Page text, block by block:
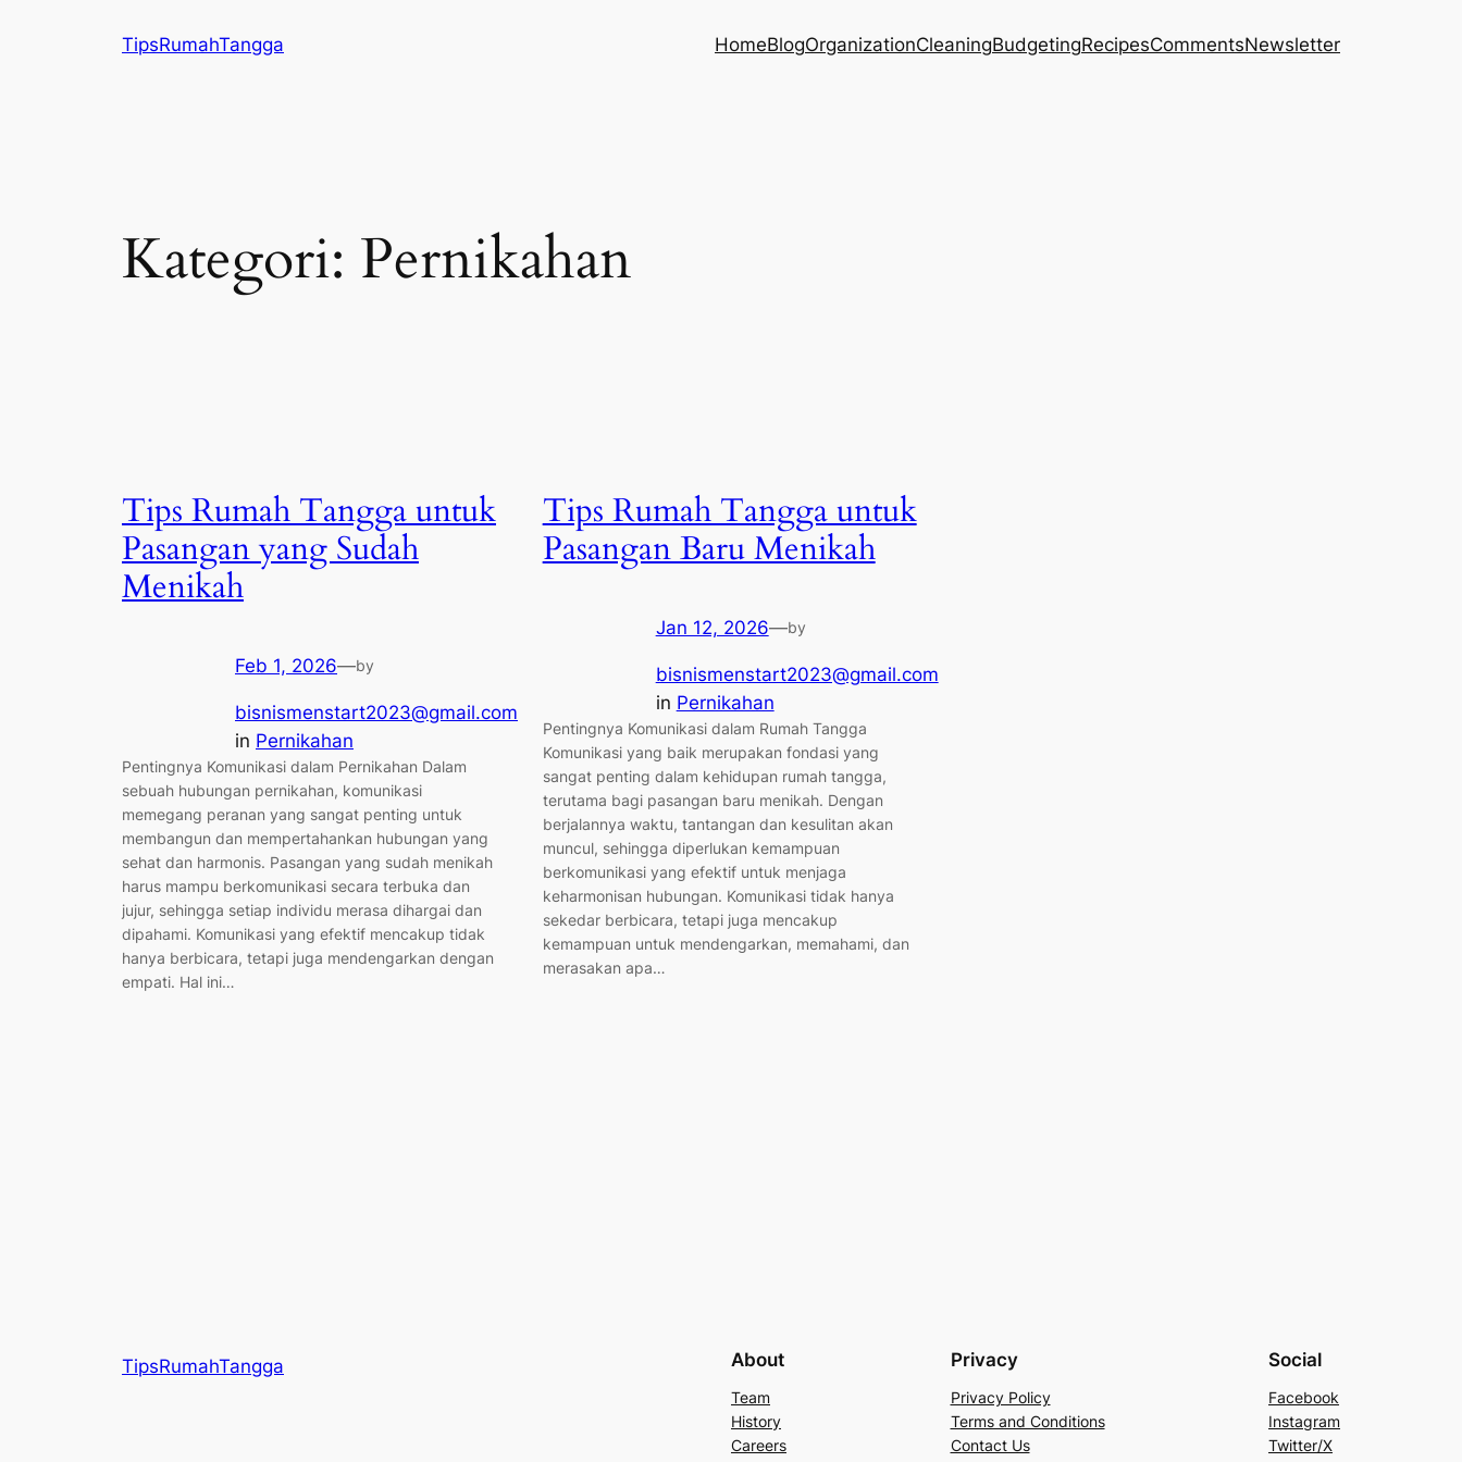
TipsRumahTangga HomeBlogOrganizationCleaningBudgetingRecipesCommentsNewsletter
Kategori: Pernikahan
Tips Rumah Tangga untuk
Pasangan yang Sudah
Menikah
Feb 1, 2026—by
bisnismenstart2023@gmail.com
in Pernikahan
Pentingnya Komunikasi dalam Pernikahan Dalam
sebuah hubungan pernikahan, komunikasi
memegang peranan yang sangat penting untuk
membangun dan mempertahankan hubungan yang
sehat dan harmonis. Pasangan yang sudah menikah
harus mampu berkomunikasi secara terbuka dan
jujur, sehingga setiap individu merasa dihargai dan
dipahami. Komunikasi yang efektif mencakup tidak
hanya berbicara, tetapi juga mendengarkan dengan
empati. Hal ini…
Tips Rumah Tangga untuk
Pasangan Baru Menikah
Jan 12, 2026—by
bisnismenstart2023@gmail.com
in Pernikahan
Pentingnya Komunikasi dalam Rumah Tangga
Komunikasi yang baik merupakan fondasi yang
sangat penting dalam kehidupan rumah tangga,
terutama bagi pasangan baru menikah. Dengan
berjalannya waktu, tantangan dan kesulitan akan
muncul, sehingga diperlukan kemampuan
berkomunikasi yang efektif untuk menjaga
keharmonisan hubungan. Komunikasi tidak hanya
sekedar berbicara, tetapi juga mencakup
kemampuan untuk mendengarkan, memahami, dan
merasakan apa…
TipsRumahTangga About
Team
History
Careers
Privacy
Privacy Policy
Terms and Conditions
Contact Us
Social
Facebook
Instagram
Twitter/X